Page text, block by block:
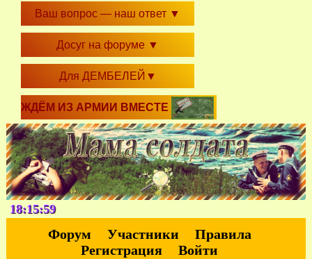
Ваш вопрос — наш ответ ▼
Досуг на форуме ▼
Для ДЕМБЕЛЕЙ ▼
ЖДЁМ ИЗ АРМИИ ВМЕСТЕ
18:16:01
Форум Участники
Правила
Регистрация
Войти